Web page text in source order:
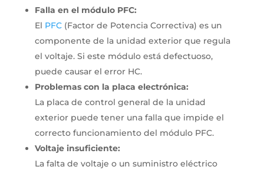
Falla en el módulo PFC:
El PFC(Factor de Potencia Correctiva) es un
componente de la unidad exterior que regula
el voltaje. Si este módulo está defectuoso,
puede causar el error HC.
Problemas con la placa electrónica:
La placa de control general de la unidad
exterior puede tener una falla que impide el
correcto funcionamiento del módulo PFC.
Voltaje insuficiente:
La falta de voltaje o un suministro eléctrico